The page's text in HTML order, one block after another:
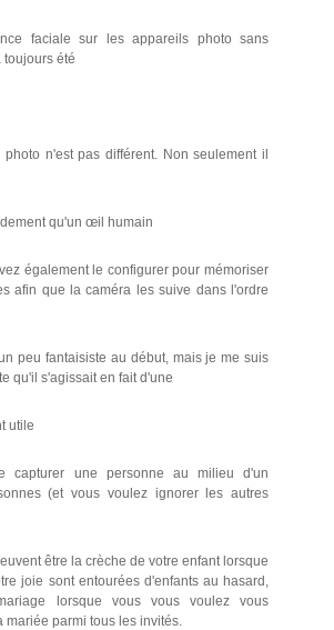
faciale sur les appareils photo sans
toujours été
n'est pas différent. Non seulement il
qu'un œil humain
également le configurer pour mémoriser
afin que la caméra les suive dans l'ordre
peu fantaisiste au début, mais je me suis
qu'il s'agissait en fait d'une
utile
capturer une personne au milieu d'un
(et vous voulez ignorer les autres
être la crèche de votre enfant lorsque
joie sont entourées d'enfants au hasard,
lorsque vous vous voulez vous
mariée parmi tous les invités.